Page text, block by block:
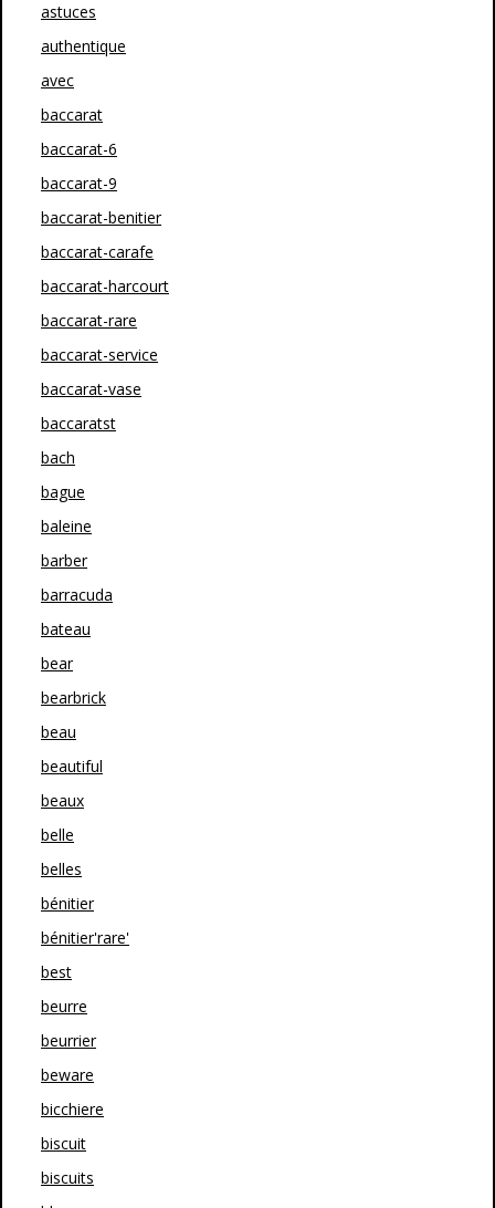
astuces
authentique
avec
baccarat
baccarat-6
baccarat-9
baccarat-benitier
baccarat-carafe
baccarat-harcourt
baccarat-rare
baccarat-service
baccarat-vase
baccaratst
bach
bague
baleine
barber
barracuda
bateau
bear
bearbrick
beau
beautiful
beaux
belle
belles
bénitier
bénitier'rare'
best
beurre
beurrier
beware
bicchiere
biscuit
biscuits